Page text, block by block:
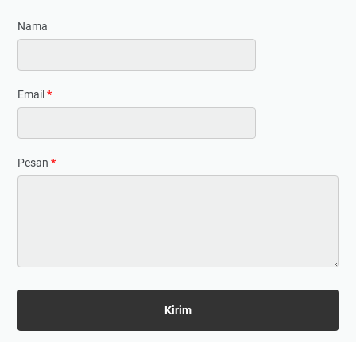
Nama
Email *
Pesan *